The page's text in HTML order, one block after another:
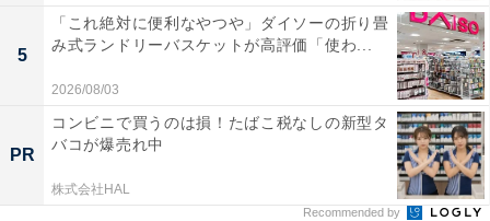
アニメや漫画のレビュー、エンタメトピックスなどを中
心に、オールジャンルで執筆中のライター。時々、店舗
取材などのリポート記事も担当。All AboutおよびAll
About ニュースでのライター歴は5年。
次ページ
10位までの全ランキング結果を見
5
「これ絶対に便利なやつや」ダイソーの折り畳
み式ランドリーバスケットが高評価「使わ...
2026/08/03
PR
コンビニで買うのは損！たばこ税なしの新型タ
バコが爆売れ中
株式会社HAL
Recommended by